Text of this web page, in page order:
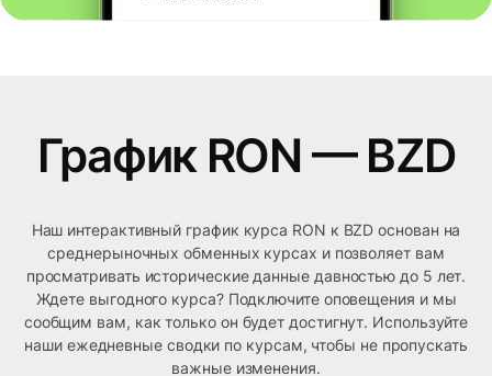
График RON — BZD
Наш интерактивный график курса RON к BZD основан на
среднерыночных обменных курсах и позволяет вам
просматривать исторические данные давностью до 5 лет.
Ждете выгодного курса? Подключите оповещения и мы
сообщим вам, как только он будет достигнут. Используйте
наши ежедневные сводки по курсам, чтобы не пропускать
важные изменения.